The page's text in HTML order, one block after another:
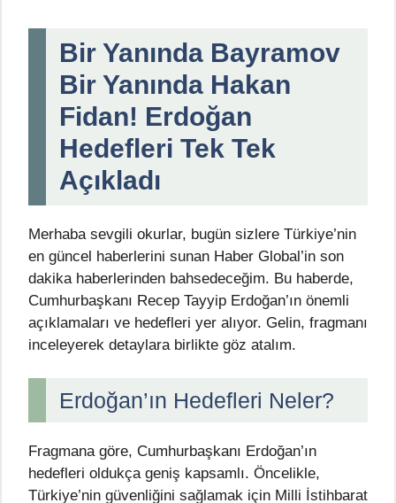
Bir Yanında Bayramov
Bir Yanında Hakan
Fidan! Erdoğan
Hedefleri Tek Tek
Açıkladı
Merhaba sevgili okurlar, bugün sizlere Türkiye’nin
en güncel haberlerini sunan Haber Global’in son
dakika haberlerinden bahsedeceğim. Bu haberde,
Cumhurbaşkanı Recep Tayyip Erdoğan’ın önemli
açıklamaları ve hedefleri yer alıyor. Gelin, fragmanı
inceleyerek detaylara birlikte göz atalım.
Erdoğan’ın Hedefleri Neler?
Fragmana göre, Cumhurbaşkanı Erdoğan’ın
hedefleri oldukça geniş kapsamlı. Öncelikle,
Türkiye’nin güvenliğini sağlamak için Milli İstihbarat